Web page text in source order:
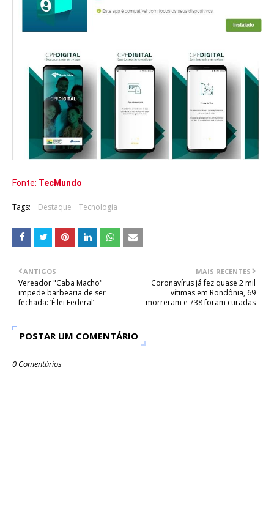
Fonte: TecMundo
Tags: Destaque Tecnologia
MAIS RECENTES
Coronavírus já fez quase 2 mil
vítimas em Rondônia, 69
morreram e 738 foram curadas
ANTIGOS
Vereador "Caba Macho"
impede barbearia de ser
fechada: ‘É lei Federal’
POSTAR UM COMENTÁRIO
0 Comentários